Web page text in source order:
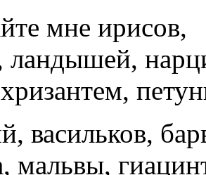
мне ирисов,
васильков,
мальвы,